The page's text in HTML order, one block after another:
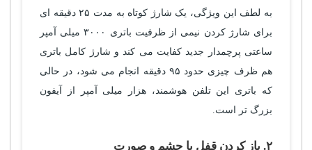
به لطف این ویژگی، یک شارژ کوتاه به مدت ۲۵ دقیقه ای
برای شارژ کردن نیمی از ظرفیت باتری ۳۰۰۰ میلی آمپر
ساعتی پرچمدار جدید کفایت می کند و شارژ کامل باتری
هم ظرف چیزی حدود ۹۵ دقیقه انجام می شود، در حالی
که باتری این تلفن هوشمند، هزار میلی آمپر از آیفون
بزرگ تر است.
۲. باز کردن قفل با چشم و صورت